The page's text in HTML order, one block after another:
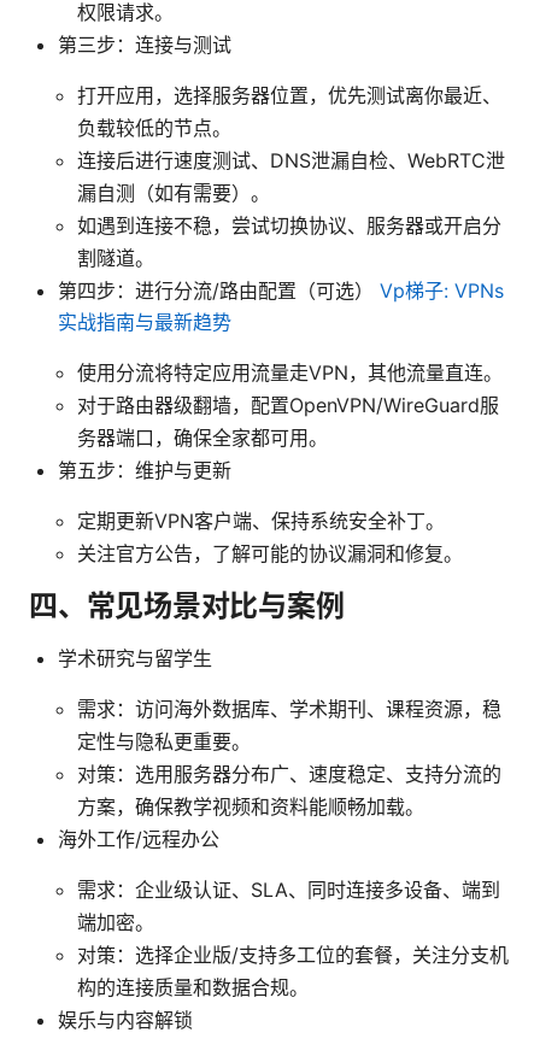
权限请求。
第三步：连接与测试
打开应用，选择服务器位置，优先测试离你最近、
负载较低的节点。
连接后进行速度测试、DNS泄漏自检、WebRTC泄
漏自测（如有需要）。
如遇到连接不稳，尝试切换协议、服务器或开启分
割隧道。
第四步：进行分流/路由配置（可选） Vp梯子: VPNs
实战指南与最新趋势
使用分流将特定应用流量走VPN，其他流量直连。
对于路由器级翻墙，配置OpenVPN/WireGuard服
务器端口，确保全家都可用。
第五步：维护与更新
定期更新VPN客户端、保持系统安全补丁。
关注官方公告，了解可能的协议漏洞和修复。
四、常见场景对比与案例
学术研究与留学生
需求：访问海外数据库、学术期刊、课程资源，稳
定性与隐私更重要。
对策：选用服务器分布广、速度稳定、支持分流的
方案，确保教学视频和资料能顺畅加载。
海外工作/远程办公
需求：企业级认证、SLA、同时连接多设备、端到
端加密。
对策：选择企业版/支持多工位的套餐，关注分支机
构的连接质量和数据合规。
娱乐与内容解锁